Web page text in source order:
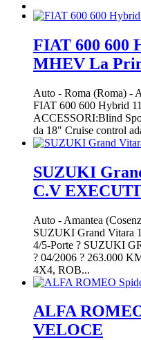
FIAT 600 600
MHEV La
Auto - Roma (Roma) -
FIAT 600 600 Hybrid
ACCESSORI:Blind
da 18" Cruise control
SUZUKI
C.V
Auto - Amantea
SUZUKI Grand Vitara
4/5-Porte ? SUZUKI
? 04/2006 ? 263.000
4X4, ROB...
ALFA
VELOCE